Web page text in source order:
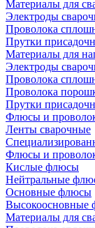
Материалы для
Электроды
Проволока
Прутки
Материалы для
Электроды
Проволока
Проволока
Прутки
Флюсы и
Ленты сварочные
Флюсы и
Кислые флюсы
Нейтральные
Основные флюсы
Высокоосновные
Материалы для